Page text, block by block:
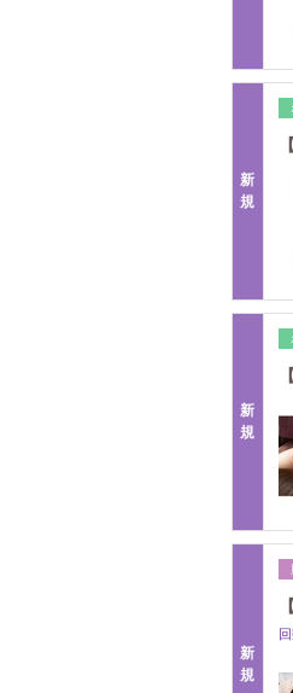
新
規
新
規
新
規
回